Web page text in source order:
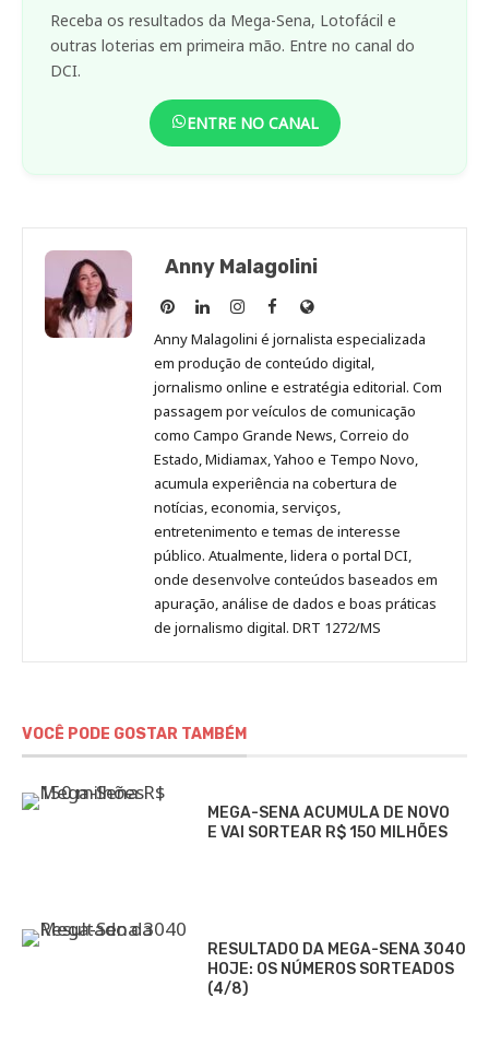
Receba os resultados da Mega-Sena, Lotofácil e
outras loterias em primeira mão. Entre no canal do
DCI.
ENTRE NO CANAL
Anny Malagolini
Anny
Malagolini
no
Pinterest
Anny
Malagolini
no
LinkedIn
Anny
Malagolini
no
Instagram
Anny
Malagolini
no
Facebook
Site
de
Anny
Malagolini
Anny Malagolini é jornalista especializada
em produção de conteúdo digital,
jornalismo online e estratégia editorial. Com
passagem por veículos de comunicação
como Campo Grande News, Correio do
Estado, Midiamax, Yahoo e Tempo Novo,
acumula experiência na cobertura de
notícias, economia, serviços,
entretenimento e temas de interesse
público. Atualmente, lidera o portal DCI,
onde desenvolve conteúdos baseados em
apuração, análise de dados e boas práticas
de jornalismo digital. DRT 1272/MS
VOCÊ PODE GOSTAR TAMBÉM
MEGA-SENA ACUMULA DE NOVO
E VAI SORTEAR R$ 150 MILHÕES
RESULTADO DA MEGA-SENA 3040
HOJE: OS NÚMEROS SORTEADOS
(4/8)